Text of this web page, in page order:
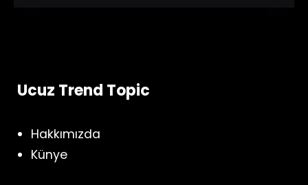
Ucuz Trend Topic
Hakkımızda
Künye